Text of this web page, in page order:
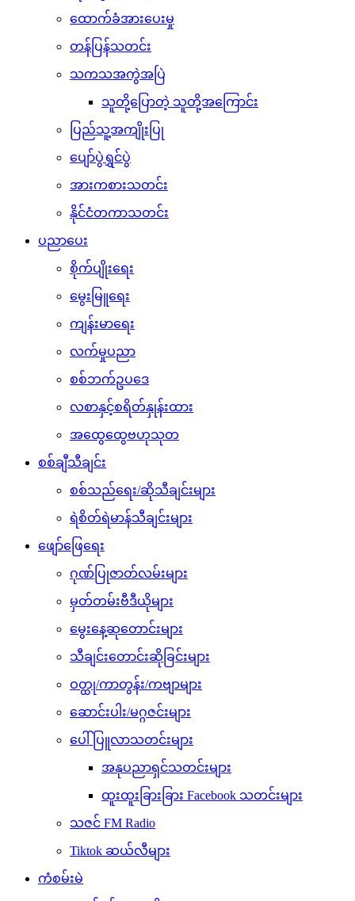
ထောက်ခံအားပေးမှု
တန်ပြန်သတင်း
သကသအကွဲအပြဲ
သူတို့ပြောတဲ့ သူတို့အကြောင်း
ပြည်သူ့အကျိုးပြု
ပျော်ပွဲရွှင်ပွဲ
အားကစားသတင်း
နိုင်ငံတကာသတင်း
ပညာပေး
စိုက်ပျိုးရေး
မွေးမြူရေး
ကျန်းမာရေး
လက်မှုပညာ
စစ်ဘက်ဥပဒေ
လစာနှင့်စရိတ်နှုန်းထား
အထွေထွေဗဟုသုတ
စစ်ချီသီချင်း
စစ်သည်ရေး/ဆိုသီချင်းများ
ရဲစိတ်ရဲမာန်သီချင်းများ
ဖျော်ဖြေရေး
ဂုဏ်ပြုဇာတ်လမ်းများ
မှတ်တမ်းဗီဒီယိုများ
မွေးနေ့ဆုတောင်းများ
သီချင်းတောင်းဆိုခြင်းများ
ဝတ္ထု/ကာတွန်း/ကဗျာများ
ဆောင်းပါး/မဂ္ဂဇင်းများ
ပေါ်ပြူလာသတင်းများ
အနုပညာရှင်သတင်းများ
ထူးထူးခြားခြား Facebook သတင်းများ
သဇင် FM Radio
Tiktok ဆယ်လီများ
ကံစမ်းမဲ